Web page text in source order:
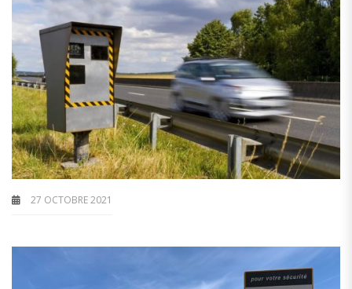
27 OCTOBRE 2021